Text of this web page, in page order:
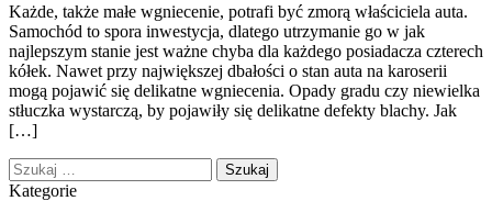
Każde, także małe wgniecenie, potrafi być zmorą właściciela auta.
Samochód to spora inwestycja, dlatego utrzymanie go w jak
najlepszym stanie jest ważne chyba dla każdego posiadacza czterech
kółek. Nawet przy największej dbałości o stan auta na karoserii
mogą pojawić się delikatne wgniecenia. Opady gradu czy niewielka
stłuczka wystarczą, by pojawiły się delikatne defekty blachy. Jak
[…]
Szukaj:
Kategorie